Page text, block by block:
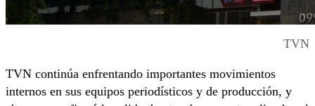
TVN
TVN continúa enfrentando importantes movimientos
internos en sus equipos periodísticos y de producción, y